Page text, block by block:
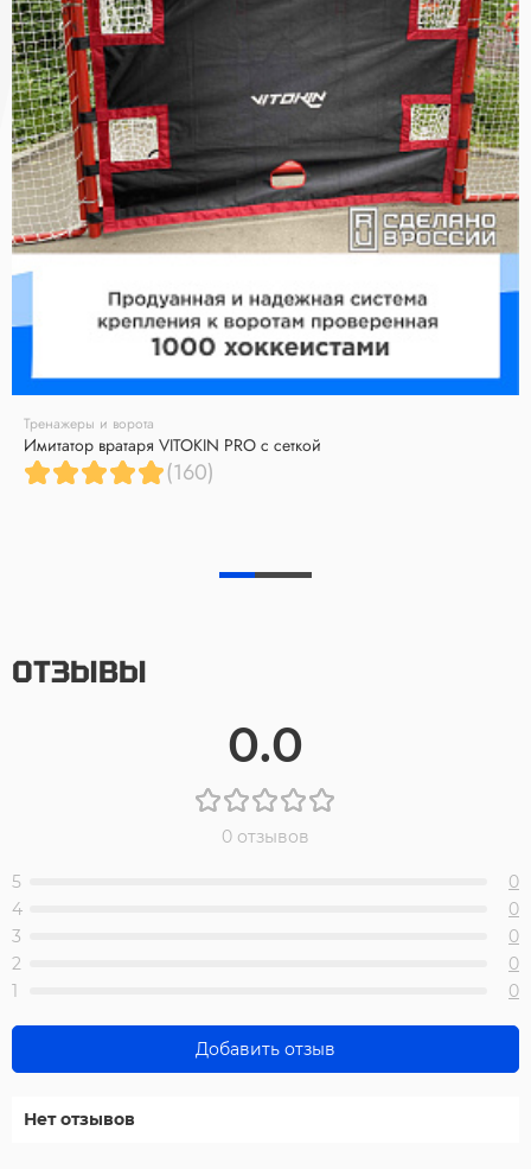
Тренажеры и ворота
Имитатор вратаря VITOKIN PRO с сеткой
(160)
ОТЗЫВЫ
0.0
0 отзывов
5
0
4
0
3
0
2
0
1
0
Добавить отзыв
Нет отзывов